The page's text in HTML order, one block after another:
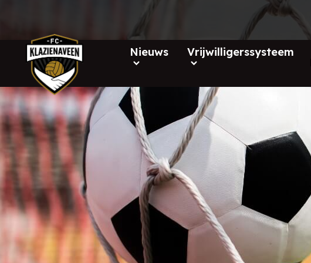
Nieuws Vrijwilligerssysteem